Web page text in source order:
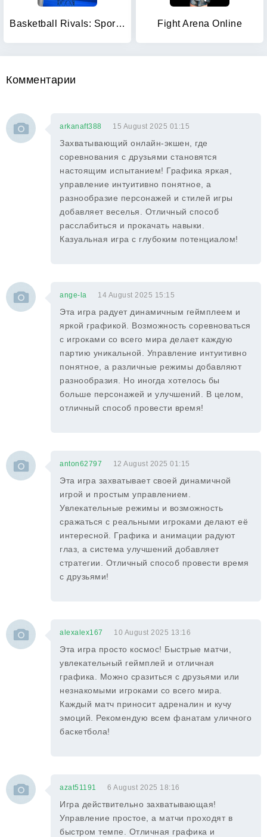
Basketball Rivals: Sports Game Fight Arena Online
Комментарии
arkanaft388 15 August 2025 01:15
Захватывающий онлайн-экшен, где
соревнования с друзьями становятся
настоящим испытанием! Графика яркая,
управление интуитивно понятное, а
разнообразие персонажей и стилей игры
добавляет веселья. Отличный способ
расслабиться и прокачать навыки.
Казуальная игра с глубоким потенциалом!
ange-la 14 August 2025 15:15
Эта игра радует динамичным геймплеем и
яркой графикой. Возможность соревноваться
с игроками со всего мира делает каждую
партию уникальной. Управление интуитивно
понятное, а различные режимы добавляют
разнообразия. Но иногда хотелось бы
больше персонажей и улучшений. В целом,
отличный способ провести время!
anton62797 12 August 2025 01:15
Эта игра захватывает своей динамичной
игрой и простым управлением.
Увлекательные режимы и возможность
сражаться с реальными игроками делают её
интересной. Графика и анимации радуют
глаз, а система улучшений добавляет
стратегии. Отличный способ провести время
с друзьями!
alexalex167 10 August 2025 13:16
Эта игра просто космос! Быстрые матчи,
увлекательный геймплей и отличная
графика. Можно сразиться с друзьями или
незнакомыми игроками со всего мира.
Каждый матч приносит адреналин и кучу
эмоций. Рекомендую всем фанатам уличного
баскетбола!
azat51191 6 August 2025 18:16
Игра действительно захватывающая!
Управление простое, а матчи проходят в
быстром темпе. Отличная графика и